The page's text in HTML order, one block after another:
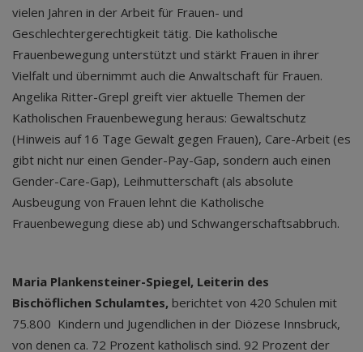
vielen Jahren in der Arbeit für Frauen- und
Geschlechtergerechtigkeit tätig. Die katholische
Frauenbewegung unterstützt und stärkt Frauen in ihrer
Vielfalt und übernimmt auch die Anwaltschaft für Frauen.
Angelika Ritter-Grepl greift vier aktuelle Themen der
Katholischen Frauenbewegung heraus: Gewaltschutz
(Hinweis auf 16 Tage Gewalt gegen Frauen), Care-Arbeit (es
gibt nicht nur einen Gender-Pay-Gap, sondern auch einen
Gender-Care-Gap), Leihmutterschaft (als absolute
Ausbeugung von Frauen lehnt die Katholische
Frauenbewegung diese ab) und Schwangerschaftsabbruch.
Maria Plankensteiner-Spiegel, Leiterin des
Bischöflichen Schulamtes, berichtet von 420 Schulen mit
75.800 Kindern und Jugendlichen in der Diözese Innsbruck,
von denen ca. 72 Prozent katholisch sind. 92 Prozent der